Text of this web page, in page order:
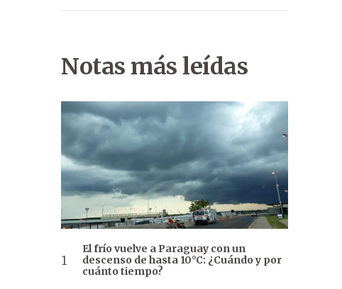
Notas más leídas
El frío vuelve a Paraguay con un
descenso de hasta 10°C: ¿Cuándo y por
cuánto tiempo?